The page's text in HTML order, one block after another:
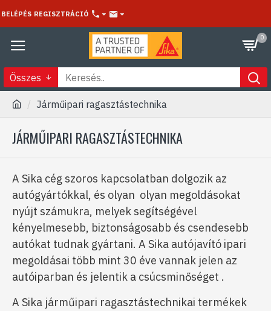
BELÉPÉS REGISZTRÁCIÓ
0
Összes
Járműipari ragasztástechnika
JÁRMŰIPARI RAGASZTÁSTECHNIKA
A Sika cég szoros kapcsolatban dolgozik az
autógyártókkal, és olyan olyan megoldásokat
nyújt számukra, melyek segítségével
kényelmesebb, biztonságosabb és csendesebb
autókat tudnak gyártani. A Sika autójavító ipari
megoldásai több mint 30 éve vannak jelen az
autóiparban és jelentik a csúcsminőséget .
A Sika járműipari ragasztástechnikai termékek